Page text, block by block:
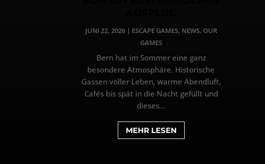
JUNI 22, 2026| ESCAPE GAMES, NEWS, OUR
GAMES
Bern hat im Sommer eine ganz
besondere Atmosphäre. Historische
Gassen voller Leben, warme Abendluft,
Cafés bis spät in die Nacht gefüllt und
dieses...
MEHR LESEN